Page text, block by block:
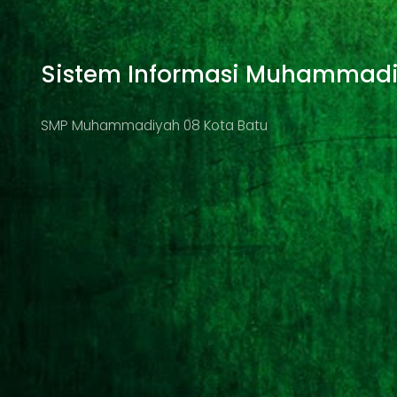
Sistem Informasi
SMP Muhammadiyah 08 Kota Batu